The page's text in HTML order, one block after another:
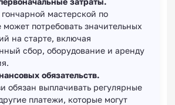
мастерской по
потребовать значительных
на старте, включая
сбор, оборудование и аренду
обязательств.
обязан выплачивать регулярные
платежи, которые могут